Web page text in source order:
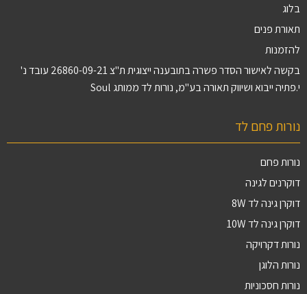
בלוג
תאורת פנים
להזמנות
בקשה לאישור הסדר פשרה בתובענה ייצוגית ת"צ 26860-09-21 עובד נ'
י.פתיה ייבוא ושיווק תאורה בע"מ, נורות לד ממותג Soul
נורות פחם לד
נורות פחם
דוקרנים לגינה
דוקרן גינה לד 8W
דוקרן גינה לד 10W
נורות דקרויקה
נורות הלוגן
נורות חסכוניות